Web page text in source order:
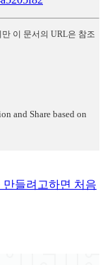
이 문서의 URL은 참조
and Share based on
만들려고하면 처음